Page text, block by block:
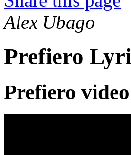
Alex Ubago
Prefiero
Prefiero video